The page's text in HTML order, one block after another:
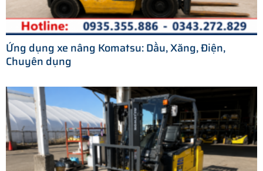
Ứng dụng xe nâng Komatsu: Dầu, Xăng, Điện,
Chuyên dụng